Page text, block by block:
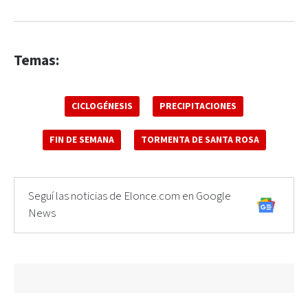
Temas:
CICLOGÉNESIS PRECIPITACIONES
FIN DE SEMANA TORMENTA DE SANTA ROSA
Seguí las noticias de Elonce.com en Google
News